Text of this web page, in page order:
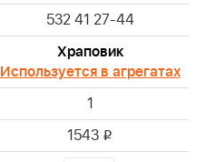
532 41 27-44
Храповик
Используется в агрегатах
1
1543 i